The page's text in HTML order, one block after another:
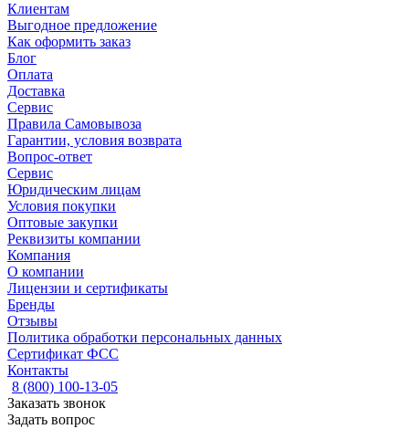
Клиентам
Выгодное предложение
Как оформить заказ
Блог
Оплата
Доставка
Сервис
Правила Самовывоза
Гарантии, условия возврата
Вопрос-ответ
Сервис
Юридическим лицам
Условия покупки
Оптовые закупки
Реквизиты компании
Компания
О компании
Лицензии и сертификаты
Бренды
Отзывы
Политика обработки персональных данных
Сертификат ФСС
Контакты
8 (800) 100-13-05
Заказать звонок
Задать вопрос